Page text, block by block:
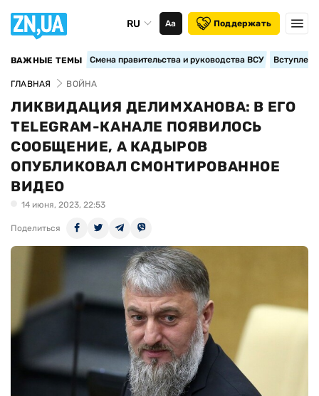
RU Аа Поддержать
ВАЖНЫЕ ТЕМЫ Смена правительства и руководства ВСУ
ГЛАВНАЯ ВОЙНА
ЛИКВИДАЦИЯ ДЕЛИМХАНОВА: В ЕГО
TELEGRAM-КАНАЛЕ ПОЯВИЛОСЬ
СООБЩЕНИЕ, А КАДЫРОВ
ОПУБЛИКОВАЛ СМОНТИРОВАННОЕ
ВИДЕО
14 июня, 2023, 22:53
Поделиться